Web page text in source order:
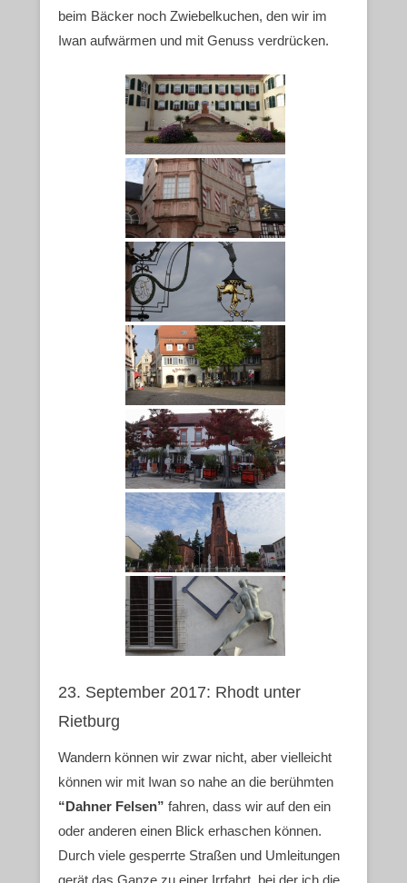
beim Bäcker noch Zwiebelkuchen, den wir im
Iwan aufwärmen und mit Genuss verdrücken.
23. September 2017: Rhodt unter
Rietburg
Wandern können wir zwar nicht, aber vielleicht
können wir mit Iwan so nahe an die berühmten
“Dahner Felsen” fahren, dass wir auf den ein
oder anderen einen Blick erhaschen können.
Durch viele gesperrte Straßen und Umleitungen
gerät das Ganze zu einer Irrfahrt, bei der ich die